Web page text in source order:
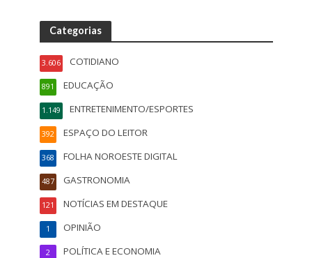
Categorias
COTIDIANO
3.606
EDUCAÇÃO
891
ENTRETENIMENTO/ESPORTES
1.149
ESPAÇO DO LEITOR
392
FOLHA NOROESTE DIGITAL
368
GASTRONOMIA
487
NOTÍCIAS EM DESTAQUE
121
OPINIÃO
1
POLÍTICA E ECONOMIA
2